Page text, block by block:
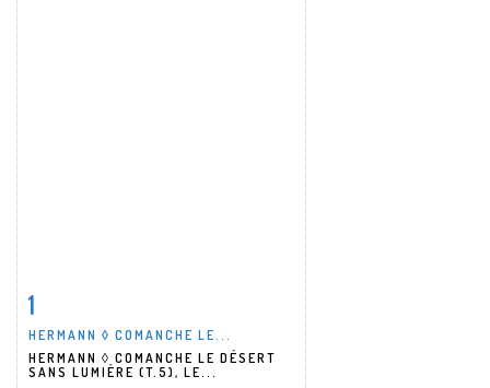
1
HERMANN ◊ COMANCHE LE...
HERMANN ◊ COMANCHE LE DÉSERT
SANS LUMIÈRE (T.5), LE...